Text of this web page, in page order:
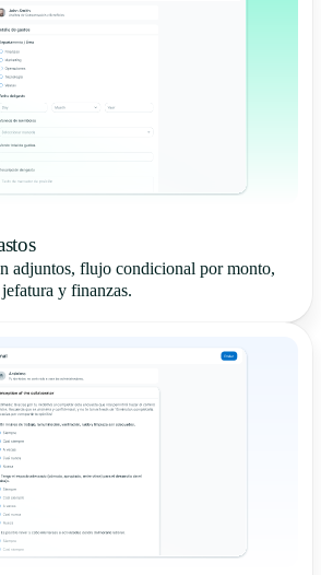
adjuntos, flujo condicional por monto,
y finanzas.